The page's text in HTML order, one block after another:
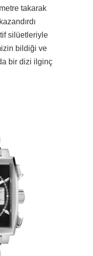
takarak
silüetleriyle
bildiği ve
bir dizi ilginç